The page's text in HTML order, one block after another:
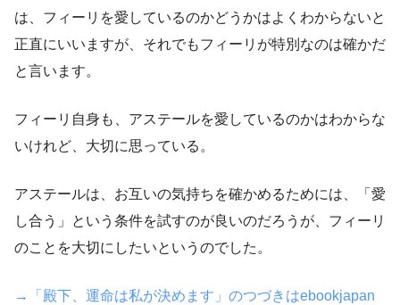
は、フィーリを愛しているのかどうかはよくわからないと
正直にいいますが、それでもフィーリが特別なのは確かだ
と言います。
フィーリ自身も、アステールを愛しているのかはわからな
いけれど、大切に思っている。
アステールは、お互いの気持ちを確かめるためには、「愛
し合う」という条件を試すのが良いのだろうが、フィーリ
のことを大切にしたいというのでした。
→「殿下、運命は私が決めます」のつづきはebookjapan